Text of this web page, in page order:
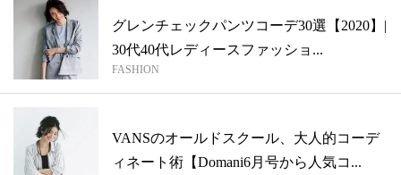
グレンチェックパンツコーデ30選【2020】|
30代40代レディースファッショ...
FASHION
VANSのオールドスクール、大人的コーデ
ィネート術【Domani6月号から人気コ...